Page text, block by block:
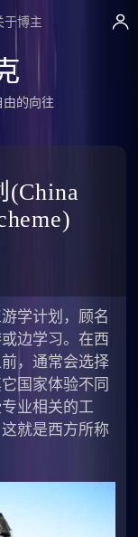
于博主
的向往
(China
学计划，顾名
边学习。在西
，通常会选择
国家体验不同
业相关的工
就是西方所称